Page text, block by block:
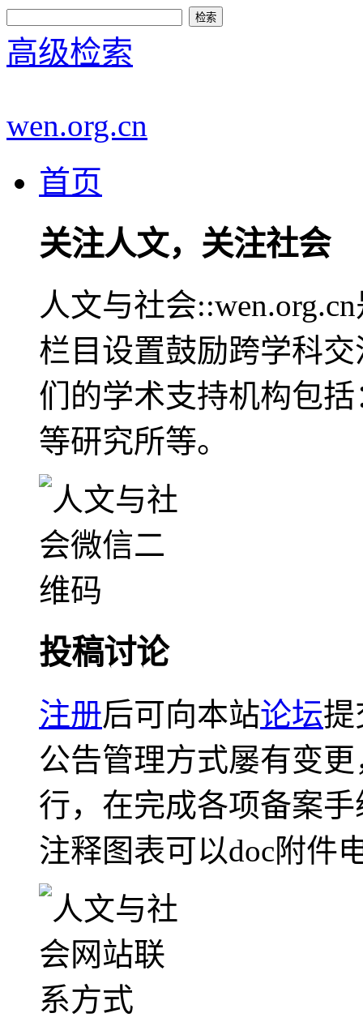
高级检索
wen.org.cn
首页
关注人文，关注社会
人文与社会
栏目设置鼓励跨学科
们的学术支持机构包
等研究所等。
投稿讨论
注册后可向本站论坛提
公告管理方式屡有变
行，在完成各项备案
注释图表可以doc附件